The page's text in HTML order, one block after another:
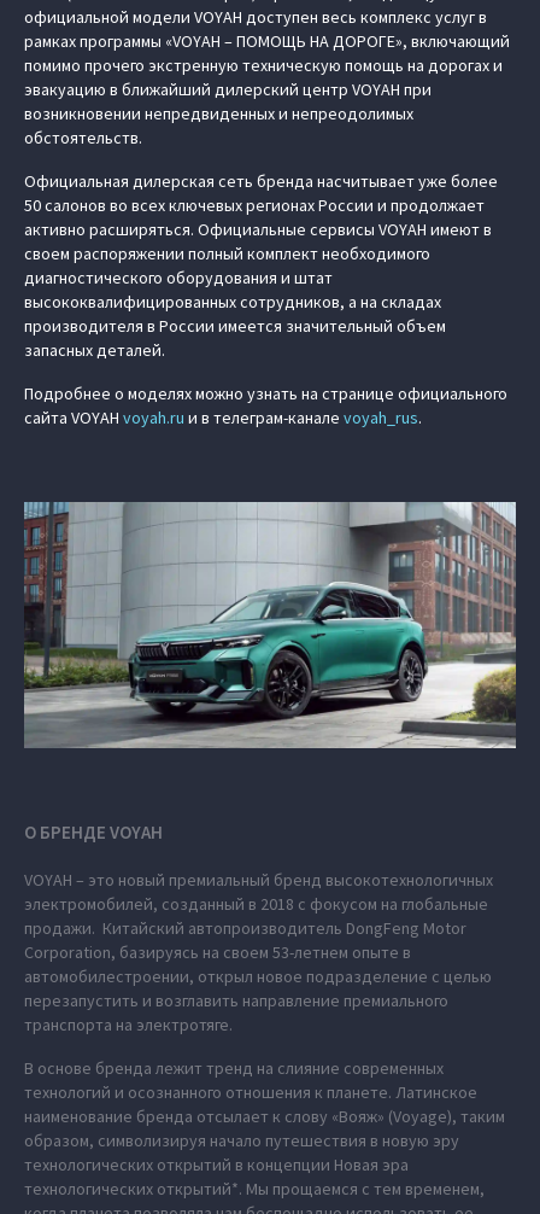
официальной модели VOYAH доступен весь комплекс услуг в
рамках программы «VOYAH – ПОМОЩЬ НА ДОРОГЕ», включающий
помимо прочего экстренную техническую помощь на дорогах и
эвакуацию в ближайший дилерский центр VOYAH при
возникновении непредвиденных и непреодолимых
обстоятельств.
Официальная дилерская сеть бренда насчитывает уже более
50 салонов во всех ключевых регионах России и продолжает
активно расширяться. Официальные сервисы VOYAH имеют в
своем распоряжении полный комплект необходимого
диагностического оборудования и штат
высококвалифицированных сотрудников, а на складах
производителя в России имеется значительный объем
запасных деталей.
Подробнее о моделях можно узнать на странице официального
сайта VOYAH voyah.ru и в телеграм-канале voyah_rus.
О БРЕНДЕ VOYAH
VOYAH – это новый премиальный бренд высокотехнологичных
электромобилей, созданный в 2018 с фокусом на глобальные
продажи. Китайский автопроизводитель DongFeng Motor
Corporation, базируясь на своем 53-летнем опыте в
автомобилестроении, открыл новое подразделение с целью
перезапустить и возглавить направление премиального
транспорта на электротяге.
В основе бренда лежит тренд на слияние современных
технологий и осознанного отношения к планете. Латинское
наименование бренда отсылает к слову «Вояж» (Voyage), таким
образом, символизируя начало путешествия в новую эру
технологических открытий в концепции Новая эра
технологических открытий*. Мы прощаемся с тем временем,